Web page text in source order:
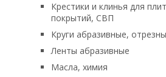
Крестики и клинья для
покрытий, СВП
Круги абразивные,
Ленты абразивные
Масла, химия